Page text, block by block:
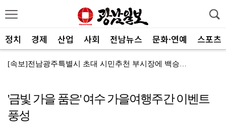
정치 경제 산업 사회 전남뉴스 문화·연예 스포츠
[속보]전남광주특별시 초대 시민추천 부시장에 백승주·윤...
전남광주특별시, ‘빛고을 김장대전’ 김치납품업체 전남권...
"남도의 해수욕장서 무더위 잊고 즐겨요"
'금빛 가을 품은' 여수 가을여행주간 이벤트
풍성